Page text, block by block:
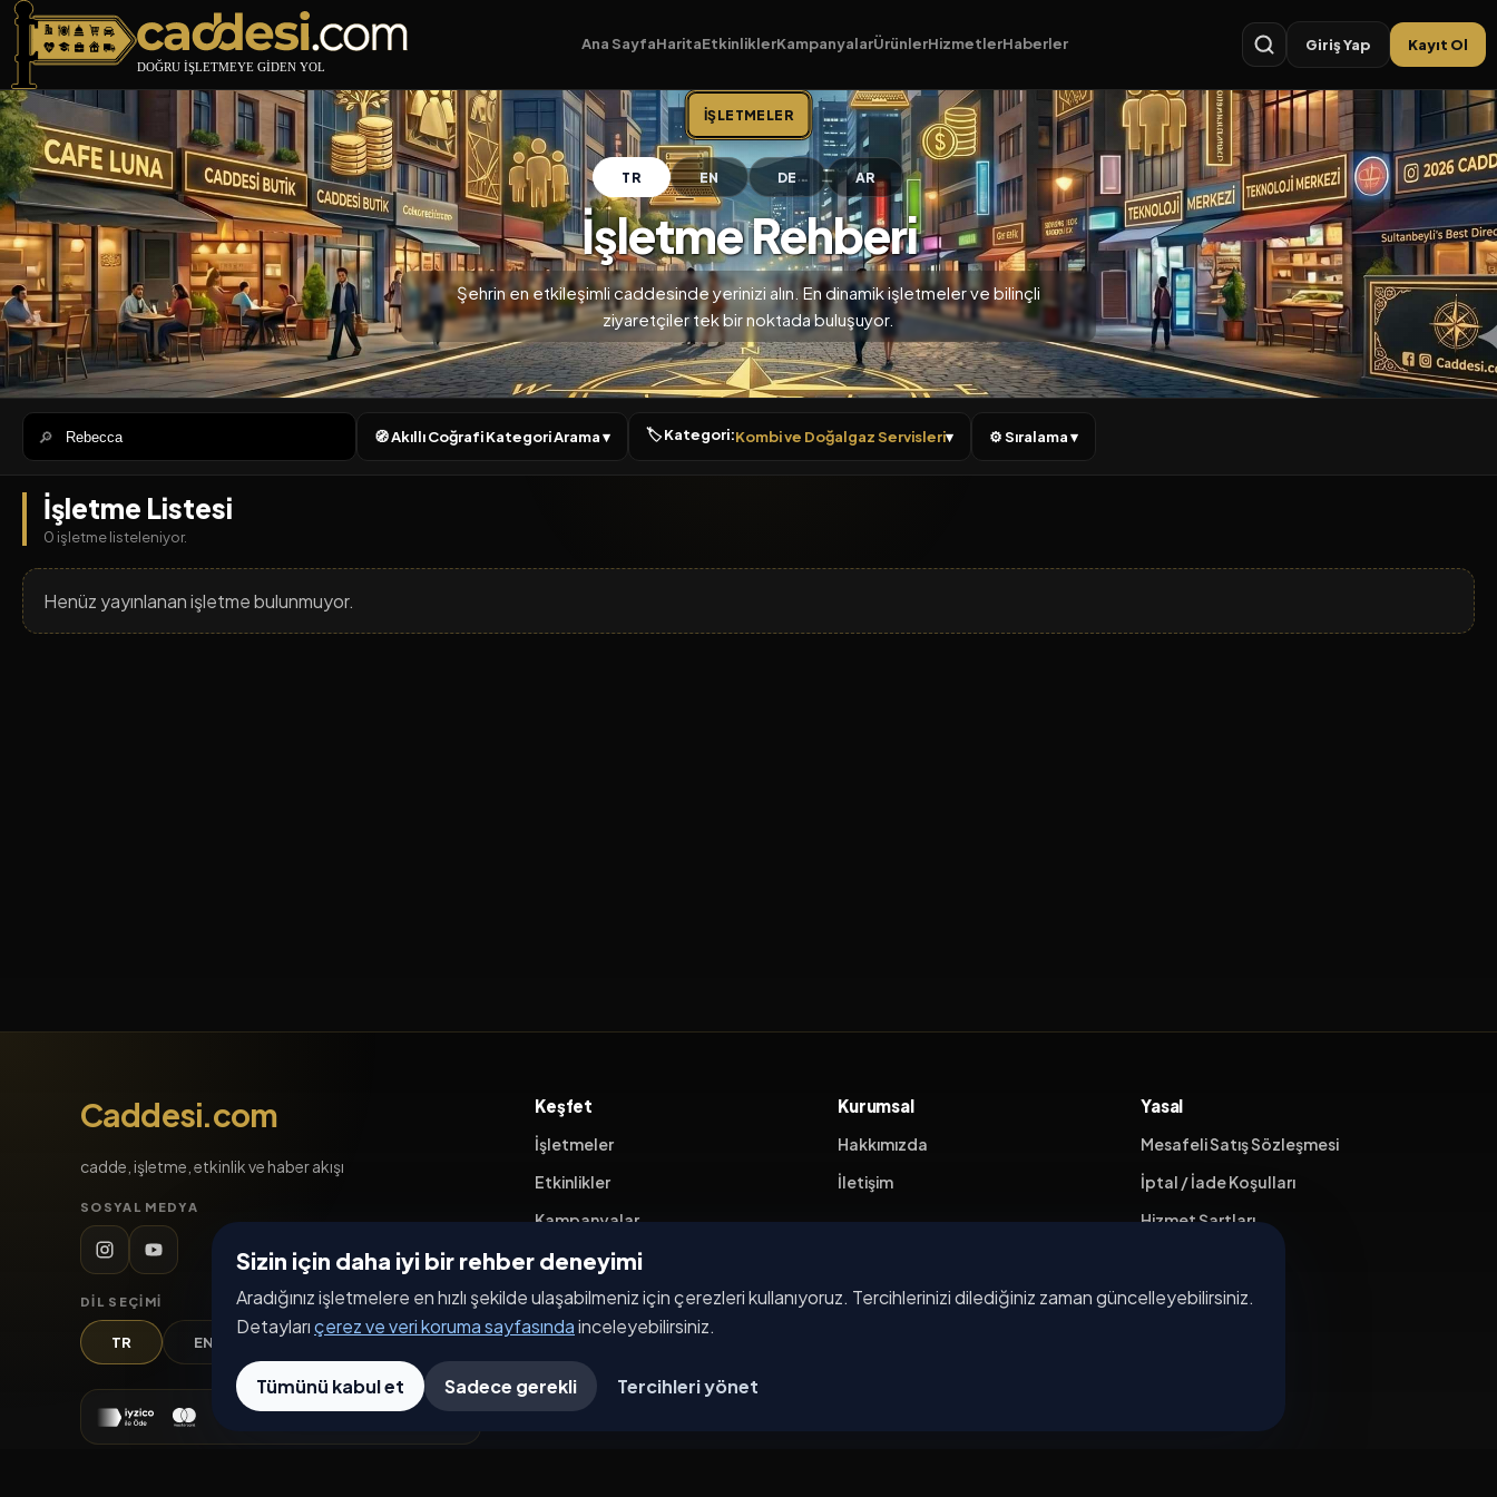
Sizin için daha iyi bir rehber deneyimi
Aradığınız işletmelere en hızlı şekilde ulaşabilmeniz için çerezleri kullanıyoruz. Tercihlerinizi dilediğiniz zaman güncelleyebilirsiniz.
Detaylarıçerez ve veri koruma sayfasındainceleyebilirsiniz.
Tümünü kabul et Sadece gerekli Tercihleri yönet
Caddesi.com Ana SayfaHaritaEtkinliklerKampanyalarÜrünlerHizmetlerHaberler Giriş Yap Kayıt Ol
İŞLETMELER
TR EN DE AR
İşletme Rehberi
Şehrin en etkileşimli caddesinde yerinizi alın. En dinamik işletmeler ve bilinçli
ziyaretçiler tek bir noktada buluşuyor.
🔎 🧭 Akıllı Coğrafi Kategori Arama ▾ 🏷 Kategori:Kombi ve Doğalgaz Servisleri▾ ⚙ Sıralama ▾
İşletme Listesi
0 işletme listeleniyor.
Henüz yayınlanan işletme bulunmuyor.
Caddesi.com
cadde, işletme, etkinlik ve haber akışı
SOSYAL MEDYA
DIL SEÇIMI
TR EN DE
Keşfet
İşletmeler
Etkinlikler
Kampanyalar
Haberler
İşletme Başvurusu
Kurumsal
Hakkımızda
İletişim
Yasal
Mesafeli Satış Sözleşmesi
İptal / İade Koşulları
Hizmet Şartları
Üyelik Sözleşmesi